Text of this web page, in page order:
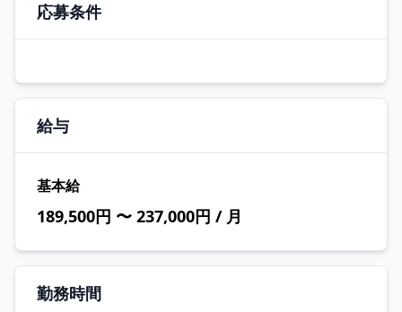
応募条件
給与
基本給
189,500円 〜 237,000円 / 月
勤務時間